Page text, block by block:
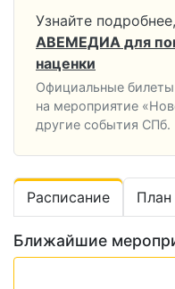
Узнайте подробнее,
АВЕМЕДИА для
наценки
Официальные
на мероприятие
другие события СПб.
Расписание План
Ближайшие